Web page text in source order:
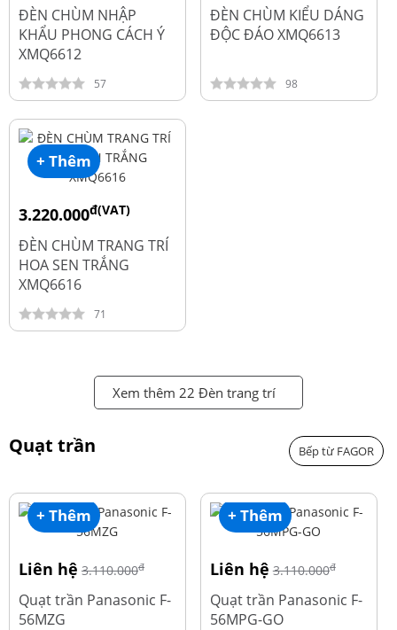
ĐÈN CHÙM NHẬP
KHẨU PHONG CÁCH Ý
XMQ6612
57
4.500.000
ĐÈN CHÙM KIỂU DÁNG
ĐỘC ĐÁO XMQ6613
98
+ Thêm
3.220.000đ(VAT)
4.600.000
ĐÈN CHÙM TRANG TRÍ
HOA SEN TRẮNG
XMQ6616
71
Xem thêm 22 Đèn trang trí
Quạt trần Bếp từ FAGOR
+ Thêm
Liên hệ 3.110.000đ
Quạt trần Panasonic F-
56MZG
+ Thêm
Liên hệ 3.110.000đ
Quạt trần Panasonic F-
56MPG-GO